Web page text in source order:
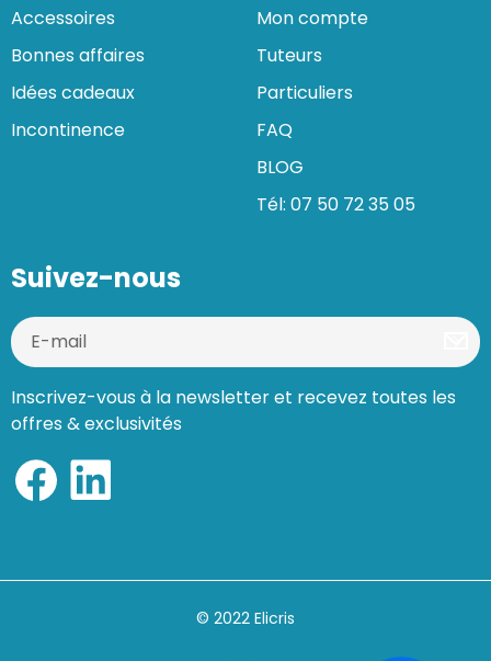
Accessoires
Bonnes affaires
Idées cadeaux
Incontinence
Mon compte
Tuteurs
Particuliers
FAQ
BLOG
Tél: 07 50 72 35 05
Suivez-nous
Inscrivez-vous à la newsletter et recevez toutes les
offres & exclusivités
© 2022 Elicris